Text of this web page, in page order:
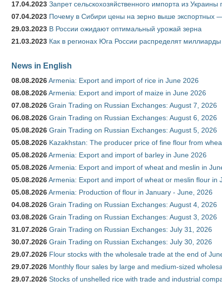
17.04.2023 Запрет сельскохозяйственного импорта из
07.04.2023 Почему в Сибири цены на зерно выше экспортных
29.03.2023 В России ожидают оптимальный урожай зерна
21.03.2023 Как в регионах Юга России распределят
News in English
08.08.2026Armenia: Export and import of rice in June 2026
08.08.2026Armenia: Export and import of maize in June 2026
07.08.2026 Grain Trading on Russian Exchanges: August 7, 2026
06.08.2026 Grain Trading on Russian Exchanges: August 6, 2026
05.08.2026 Grain Trading on Russian Exchanges: August 5, 2026
05.08.2026 Kazakhstan: The producer price of fine flour from
05.08.2026Armenia: Export and import of barley in June 2026
05.08.2026Armenia: Export and import of wheat and meslin in
05.08.2026Armenia: Export and import of wheat or meslin flour in
05.08.2026Armenia: Production of flour in January - June, 2026
04.08.2026 Grain Trading on Russian Exchanges: August 4, 2026
03.08.2026 Grain Trading on Russian Exchanges: August 3, 2026
31.07.2026 Grain Trading on Russian Exchanges: July 31, 2026
30.07.2026 Grain Trading on Russian Exchanges: July 30, 2026
29.07.2026 Flour stocks with the wholesale trade at the end of
29.07.2026 Monthly flour sales by large and medium-sized
29.07.2026 Stocks of unshelled rice with trade and industrial